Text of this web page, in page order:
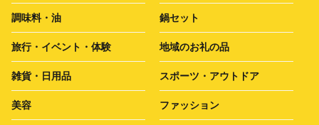
調味料・油 鍋セット
旅行・イベント・体験 地域のお礼の品
雑貨・日用品 スポーツ・アウトドア
美容 ファッション